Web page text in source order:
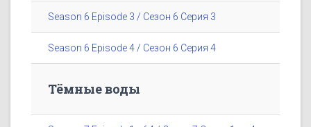
Season 6 Episode 3 / Сезон 6 Серия 3
Season 6 Episode 4 / Сезон 6 Серия 4
Тёмные воды